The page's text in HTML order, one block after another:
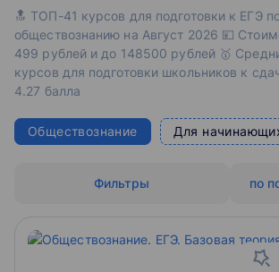
🔝 ТОП-41 курсов для подготовки к ЕГЭ
обществознанию на Август 2026 💴
499 рублей и до 148500 рублей 🥇
курсов для подготовки школьников к
4.27 балла
Обществознание Для
по
Фильтры